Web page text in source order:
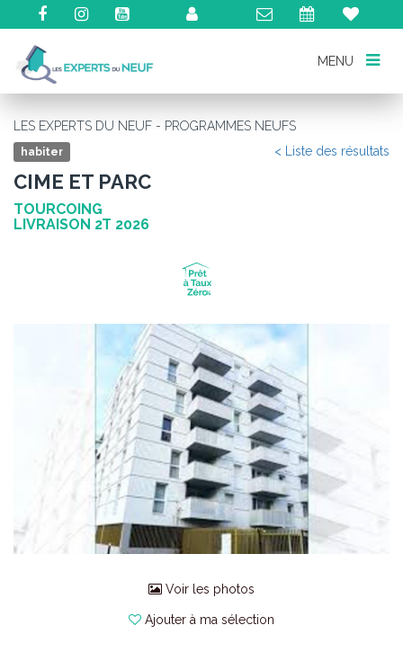
MENU
MENU
LES EXPERTS DU NEUF - PROGRAMMES NEUFS
habiter < Liste des résultats
CIME ET PARC
TOURCOING
LIVRAISON 2T 2026
Voir les photos
Ajouter à ma sélection